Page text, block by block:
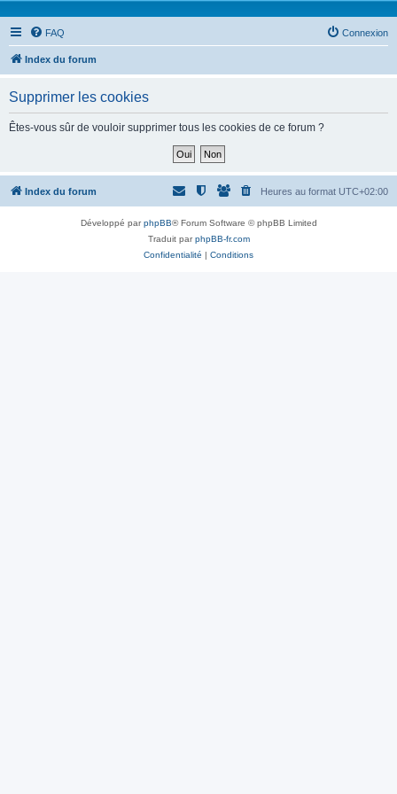
FAQ Connexion
Index du forum
Supprimer les cookies
Êtes-vous sûr de vouloir supprimer tous les cookies de ce forum ?
Index du forum Heures au format UTC+02:00
Développé parphpBB® Forum Software © phpBB Limited
Traduit parphpBB-fr.com
Confidentialité | Conditions